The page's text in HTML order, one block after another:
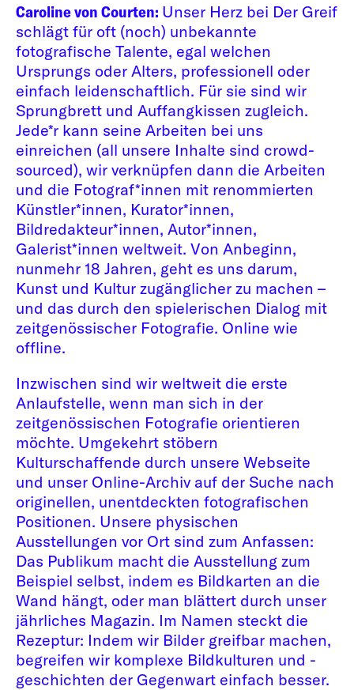
Caroline von Courten: Unser Herz bei Der Greif
schlägt für oft (noch) unbekannte
fotografische Talente, egal welchen
Ursprungs oder Alters, professionell oder
einfach leidenschaftlich. Für sie sind wir
Sprungbrett und Auffangkissen zugleich.
Jede*r kann seine Arbeiten bei uns
einreichen (all unsere Inhalte sind crowd-
sourced), wir verknüpfen dann die Arbeiten
und die Fotograf*innen mit renommierten
Künstler*innen, Kurator*innen,
Bildredakteur*innen, Autor*innen,
Galerist*innen weltweit. Von Anbeginn,
nunmehr 18 Jahren, geht es uns darum,
Kunst und Kultur zugänglicher zu machen –
und das durch den spielerischen Dialog mit
zeitgenössischer Fotografie. Online wie
offline.
Inzwischen sind wir weltweit die erste
Anlaufstelle, wenn man sich in der
zeitgenössischen Fotografie orientieren
möchte. Umgekehrt stöbern
Kulturschaffende durch unsere Webseite
und unser Online-Archiv auf der Suche nach
originellen, unentdeckten fotografischen
Positionen. Unsere physischen
Ausstellungen vor Ort sind zum Anfassen:
Das Publikum macht die Ausstellung zum
Beispiel selbst, indem es Bildkarten an die
Wand hängt, oder man blättert durch unser
jährliches Magazin. Im Namen steckt die
Rezeptur: Indem wir Bilder greifbar machen,
begreifen wir komplexe Bildkulturen und -
geschichten der Gegenwart einfach besser.